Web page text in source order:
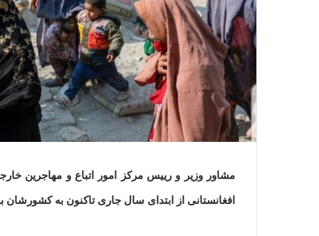
افغانستانی از ابتدای سال جاری تاکنون به کشورشان